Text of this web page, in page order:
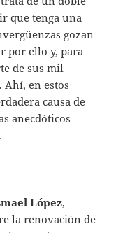
que tenga una
gozan
por ello y, para
de sus mil
Ahí, en estos
causa de
anecdóticos
López,
la renovación de